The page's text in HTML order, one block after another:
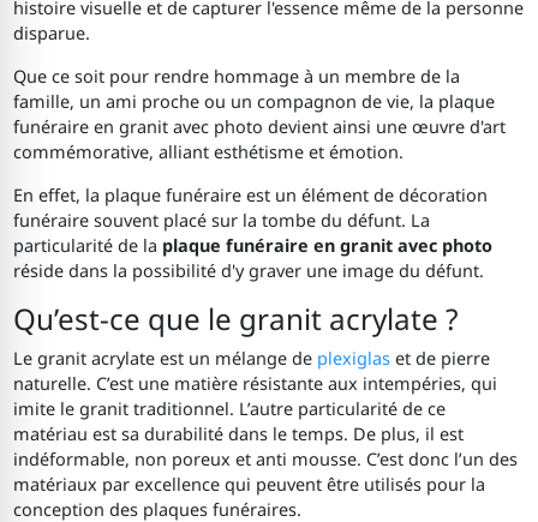
histoire visuelle et de capturer l'essence même de la personne
disparue.
Que ce soit pour rendre hommage à un membre de la
famille, un ami proche ou un compagnon de vie, la plaque
funéraire en granit avec photo devient ainsi une œuvre d'art
commémorative, alliant esthétisme et émotion.
En effet, la plaque funéraire est un élément de décoration
funéraire souvent placé sur la tombe du défunt. La
particularité de la plaque funéraire en granit avec photo
réside dans la possibilité d'y graver une image du défunt.
Qu’est-ce que le granit acrylate ?
Le granit acrylate est un mélange de plexiglaset de pierre
naturelle. C’est une matière résistante aux intempéries, qui
imite le granit traditionnel. L’autre particularité de ce
matériau est sa durabilité dans le temps. De plus, il est
indéformable, non poreux et anti mousse. C’est donc l’un des
matériaux par excellence qui peuvent être utilisés pour la
conception des plaques funéraires.